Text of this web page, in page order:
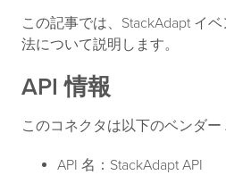
この記事では、StackAdapt イ
法について説明します。
API 情報
このコネクタは以下のベンダー
API 名：StackAdapt API